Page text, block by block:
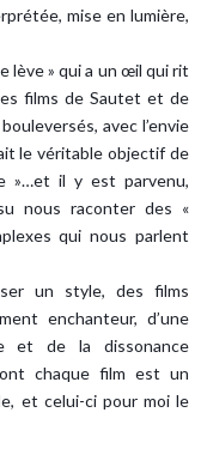
mise en lumière,
lève » qui a un œil qui rit
films de Sautet et de
avec l’envie
le véritable objectif de
»…et il y est parvenu,
nous raconter des «
qui nous parlent
un style, des films
enchanteur, d’une
et de la dissonance
chaque film est un
et celui-ci pour moi le